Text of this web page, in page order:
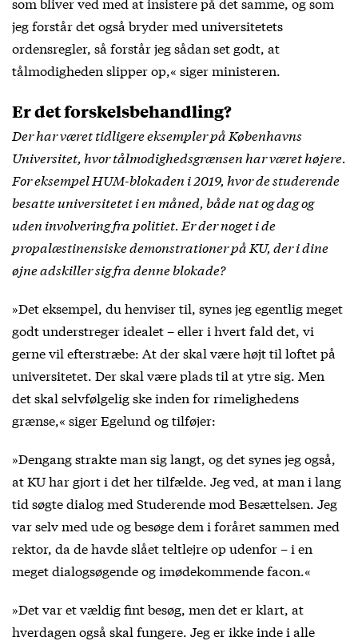
jeg forstår det også bryder med universitetets
ordensregler, så forstår jeg sådan set godt, at
tålmodigheden slipper op,« siger ministeren.
Er det forskelsbehandling?
Der har været tidligere eksempler på Københavns
Universitet, hvor tålmodighedsgrænsen har været højere.
For eksempel HUM-blokaden i 2019, hvor de studerende
besatte universitetet i en måned, både nat og dag og
uden involvering fra politiet. Er der noget i de
propalæstinensiske demonstrationer på KU, der i dine
øjne adskiller sig fra denne blokade?
»Det eksempel, du henviser til, synes jeg egentlig meget
godt understreger idealet – eller i hvert fald det, vi
gerne vil efterstræbe: At der skal være højt til loftet på
universitetet. Der skal være plads til at ytre sig. Men
det skal selvfølgelig ske inden for rimelighedens
grænse,« siger Egelund og tilføjer:
»Dengang strakte man sig langt, og det synes jeg også,
at KU har gjort i det her tilfælde. Jeg ved, at man i lang
tid søgte dialog med Studerende mod Besættelsen. Jeg
var selv med ude og besøge dem i foråret sammen med
rektor, da de havde slået teltlejre op udenfor – i en
meget dialogsøgende og imødekommende facon.«
»Det var et vældig fint besøg, men det er klart, at
hverdagen også skal fungere. Jeg er ikke inde i alle